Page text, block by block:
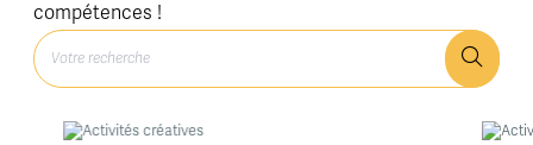
compétences !